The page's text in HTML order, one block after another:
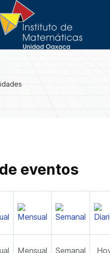
eventos
Mensual Semanal